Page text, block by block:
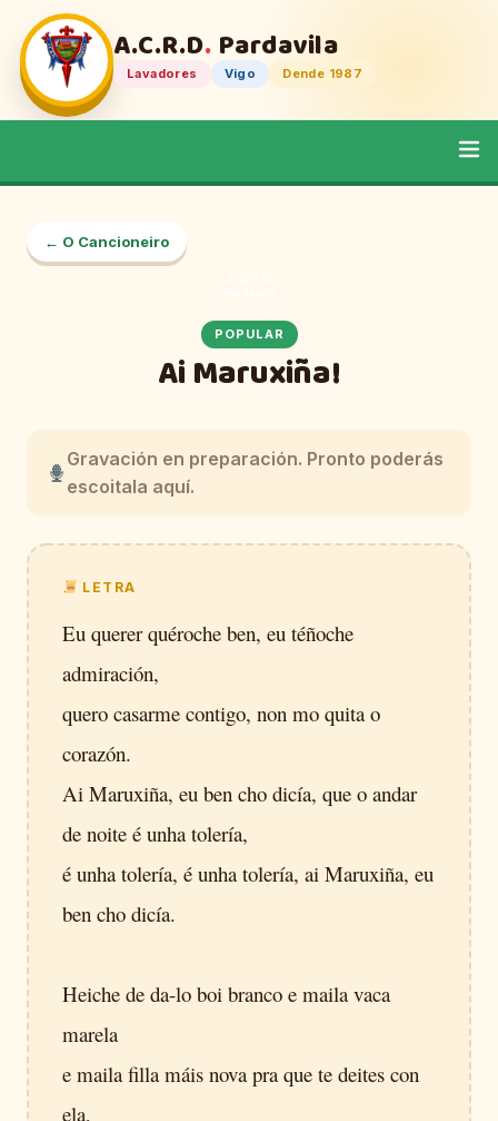
A.C.R.D. Pardavila
Lavadores Vigo Dende 1987
← O Cancioneiro
POPULAR
Ai Maruxiña!
Gravación en preparación. Pronto poderás
escoitala aquí.
LETRA
Eu querer quéroche ben, eu téñoche
admiración,
quero casarme contigo, non mo quita o
corazón.
Ai Maruxiña, eu ben cho dicía, que o andar
de noite é unha tolería,
é unha tolería, é unha tolería, ai Maruxiña, eu
ben cho dicía.
Heiche de da-lo boi branco e maila vaca
marela
e maila filla máis nova pra que te deites con
ela,